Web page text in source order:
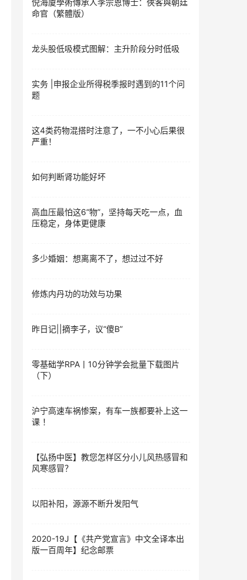
倪海廈學術傳承人李宗恩博士：俠客與朝廷
命官（繁體版）
龙头股低吸模式图解：主升阶段分时低吸
实务 |申报企业所得税季报时遇到的11个问
题
这4类药物混搭时注意了，一不小心后果很
严重！
如何判断肾功能好坏
高血压最怕这6“物”，坚持每天吃一点，血
压稳定，身体更健康
多少婚姻：想离离不了，想过过不好
修炼内丹功的功效与功果
昨日记||摘李子，议“傻B”
零基础学RPA丨10分钟学会批量下载图片
（下）
沪宁高速车祸惨案，有车一族都要补上这一
课 ！
【弘扬中医】教您怎样区分小儿风热感冒和
风寒感冒？
以阳补阳，源源不断升发阳气
2020-19J【《共产党宣言》中文全译本出
版一百周年】纪念邮票